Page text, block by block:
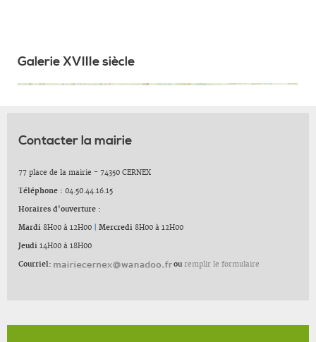
Galerie XVIIIe siècle
Contacter la mairie
77 place de la mairie - 74350 CERNEX
Téléphone : 04.50.44.16.15
Horaires d'ouverture :
Mardi 8H00 à 12H00 Mercredi 8H00 à 12H00
Jeudi 14H00 à 18H00
Courriel: ou remplir le formulaire